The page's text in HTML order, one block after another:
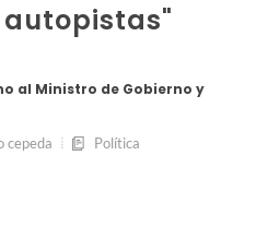
al Ministro de Gobierno y
cepeda
Política